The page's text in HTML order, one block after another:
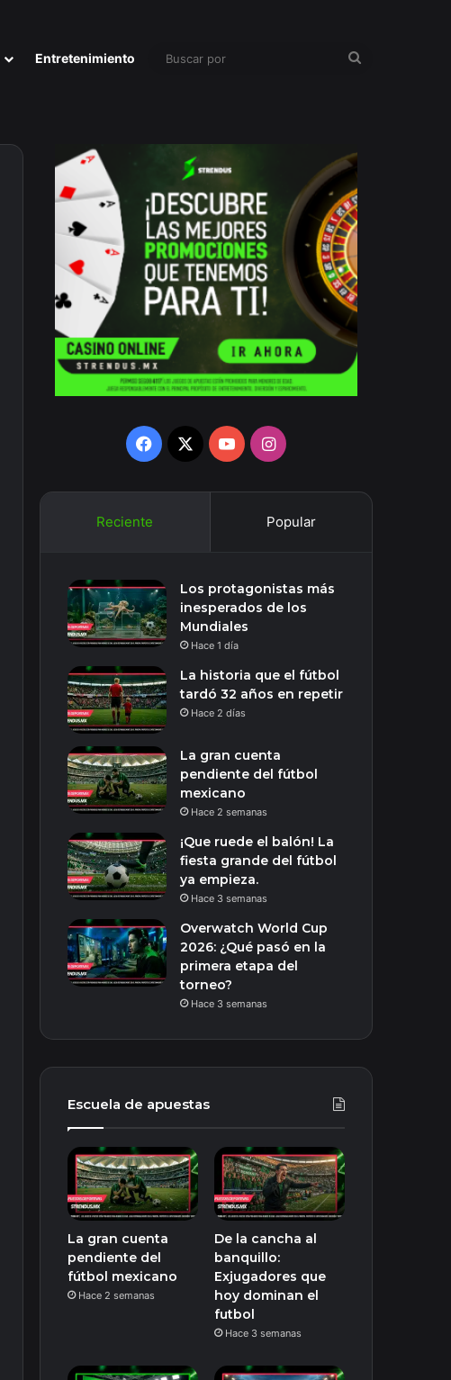
Entretenimiento
Facebook
X YouTubeInstagram
Reciente Popular
Los protagonistas más
inesperados de los
Mundiales
Hace 1 día
La historia que el fútbol
tardó 32 años en repetir
Hace 2 días
La gran cuenta
pendiente del fútbol
mexicano
Hace 2 semanas
¡Que ruede el balón! La
fiesta grande del fútbol
ya empieza.
Hace 3 semanas
Overwatch World Cup
2026: ¿Qué pasó en la
primera etapa del
torneo?
Hace 3 semanas
Escuela de apuestas
La gran cuenta
pendiente del
fútbol mexicano
Hace 2 semanas
De la cancha al
banquillo:
Exjugadores que
hoy dominan el
futbol
Hace 3 semanas